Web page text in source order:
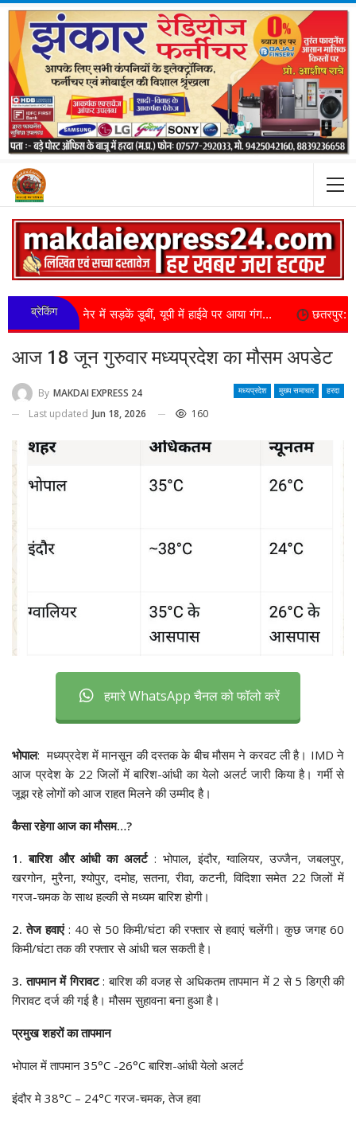
ब्रेकिंगमें सड़कें डूबीं, यूपी में हाईवे पर आया गंग...
छतरपुर: घरेलू विवाद में
आज 18 जून गुरुवार मध्यप्रदेश का मौसम अपडेट
मध्यप्रदेश मुख्य समाचार हरदा
By MAKDAI EXPRESS 24
Last updated Jun 18, 2026 160
हमारे WhatsApp चैनल को फॉलो करें
भोपाल: मध्यप्रदेश में मानसून की दस्तक के बीच मौसम ने करवट ली है। IMD ने
आज प्रदेश के 22 जिलों में बारिश-आंधी का येलो अलर्ट जारी किया है। गर्मी से
जूझ रहे लोगों को आज राहत मिलने की उम्मीद है।
कैसा रहेगा आज का मौसम…?
1. बारिश और आंधी का अलर्ट: भोपाल, इंदौर, ग्वालियर, उज्जैन, जबलपुर,
खरगोन, मुरैना, श्योपुर, दमोह, सतना, रीवा, कटनी, विदिशा समेत 22 जिलों में
गरज-चमक के साथ हल्की से मध्यम बारिश होगी।
2. तेज हवाएं: 40 से 50 किमी/घंटा की रफ्तार से हवाएं चलेंगी। कुछ जगह 60
किमी/घंटा तक की रफ्तार से आंधी चल सकती है।
3. तापमान में गिरावट: बारिश की वजह से अधिकतम तापमान में 2 से 5 डिग्री की
गिरावट दर्ज की गई है। मौसम सुहावना बना हुआ है।
प्रमुख शहरों का तापमान
भोपाल में तापमान 35°C -26°C बारिश-आंधी येलो अलर्ट
इंदौर मे 38°C – 24°C गरज-चमक, तेज हवा